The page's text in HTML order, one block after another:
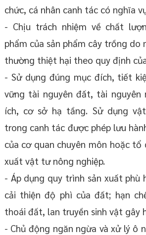
chức, cá nhân canh tác có nghĩa
- Chịu trách nhiệm về chất
phẩm của sản phẩm cây trồng do
thường thiệt hại theo quy định
- Sử dụng đúng mục đích, tiết
vững tài nguyên đất, tài nguyên
ích, cơ sở hạ tầng. Sử dụng
trong canh tác được phép lưu
của cơ quan chuyên môn hoặc tổ
xuất vật tư nông nghiệp.
- Áp dụng quy trình sản xuất phù
cải thiện độ phì của đất; hạn
thoái đất, lan truyền sinh vật gây
- Chủ động ngăn ngừa và xử lý ô